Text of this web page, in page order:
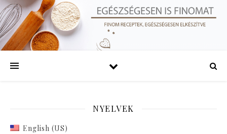
NYELVEK
English (US)